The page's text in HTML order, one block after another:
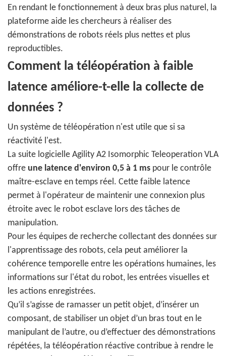
En rendant le fonctionnement à deux bras plus naturel, la
plateforme aide les chercheurs à réaliser des
démonstrations de robots réels plus nettes et plus
reproductibles.
Comment la téléopération à faible
latence améliore-t-elle la collecte de
données ?
Un système de téléopération n'est utile que si sa
réactivité l'est.
La suite logicielle Agility A2 Isomorphic Teleoperation VLA
offre une latence d'environ 0,5 à 1 ms pour le contrôle
maître-esclave en temps réel. Cette faible latence
permet à l'opérateur de maintenir une connexion plus
étroite avec le robot esclave lors des tâches de
manipulation.
Pour les équipes de recherche collectant des données sur
l'apprentissage des robots, cela peut améliorer la
cohérence temporelle entre les opérations humaines, les
informations sur l'état du robot, les entrées visuelles et
les actions enregistrées.
Qu’il s’agisse de ramasser un petit objet, d’insérer un
composant, de stabiliser un objet d’un bras tout en le
manipulant de l’autre, ou d’effectuer des démonstrations
répétées, la téléopération réactive contribue à rendre le